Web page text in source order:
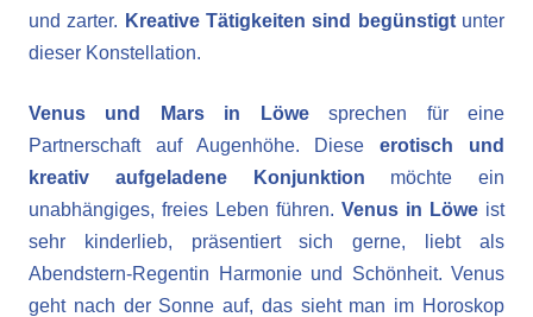
und zarter. Kreative Tätigkeiten sind begünstigtunter
dieser Konstellation.
Venus und Mars in Löwesprechen für eine
Partnerschaft auf Augenhöhe. Dieseerotisch und
kreativ aufgeladene Konjunktion möchte ein
unabhängiges, freies Leben führen. Venus in Löwe ist
sehr kinderlieb, präsentiert sich gerne, liebt als
Abendstern-Regentin Harmonie und Schönheit. Venus
geht nach der Sonne auf, das sieht man im Horoskop